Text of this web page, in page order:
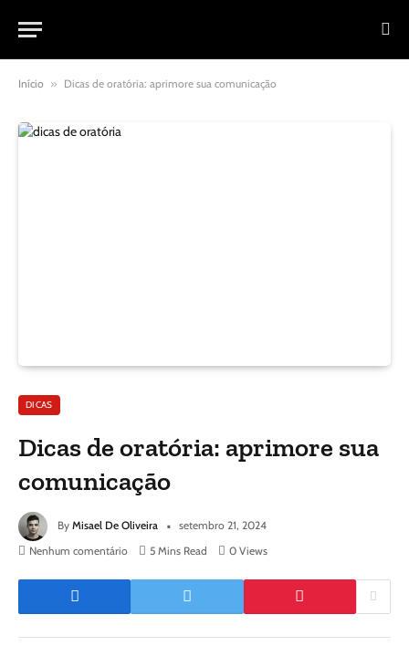
Início » Dicas de oratória: aprimore sua comunicação
DICAS
Dicas de oratória: aprimore sua
comunicação
By Misael De Oliveira
setembro 21, 2024
Nenhum comentário
5 Mins Read 0 Views